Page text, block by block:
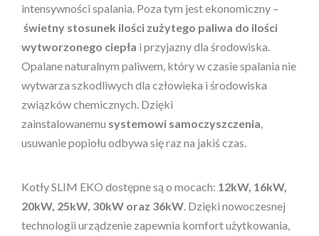
intensywności spalania. Poza tym jest ekonomiczny –
świetny stosunek ilości zużytego paliwa do ilości
wytworzonego ciepła i przyjazny dla środowiska.
Opalane naturalnym paliwem, który w czasie spalania nie
wytwarza szkodliwych dla człowieka i środowiska
związków chemicznych. Dzięki
zainstalowanemu systemowi samoczyszczenia
usuwanie popiołu odbywa się raz na jakiś czas.
Kotły SLIM EKO dostępne są o mocach: 12kW, 16kW,
20kW, 25kW, 30kW oraz 36kW . Dzięki nowoczesnej
technologii urządzenie zapewnia komfort użytkowania,